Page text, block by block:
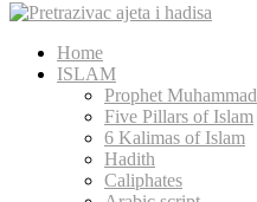
Home
ISLAM
Prophet Muhammad
Five Pillars of Islam
6 Kalimas of Islam
Hadith
Caliphates